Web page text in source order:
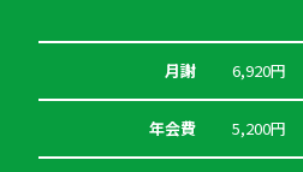
月謝 6,920円
年会費 5,200円